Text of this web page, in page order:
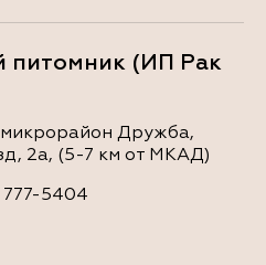
питомник (ИП Рак
микрорайон Дружба,
2а, (5-7 км от МКАД)
5404